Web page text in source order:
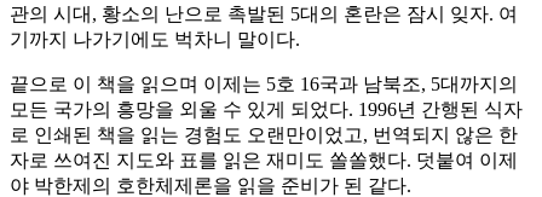
관의 시대, 황소의 난으로 촉발된 5대의 혼란은 잠시 잊자. 여
기까지 나가기에도 벅차니 말이다.
끝으로 이 책을 읽으며 이제는 5호 16국과 남북조, 5대까지의
모든 국가의 흥망을 외울 수 있게 되었다. 1996년 간행된 식자
로 인쇄된 책을 읽는 경험도 오랜만이었고, 번역되지 않은 한
자로 쓰여진 지도와 표를 읽은 재미도 쏠쏠했다. 덧붙여 이제
야 박한제의 호한체제론을 읽을 준비가 된 같다.